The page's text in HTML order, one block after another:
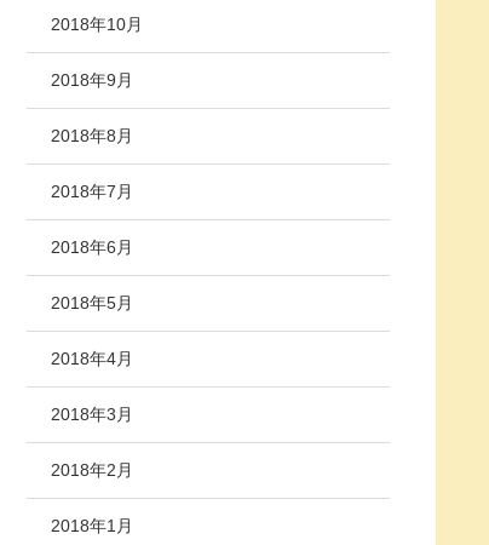
2018年10月
2018年9月
2018年8月
2018年7月
2018年6月
2018年5月
2018年4月
2018年3月
2018年2月
2018年1月